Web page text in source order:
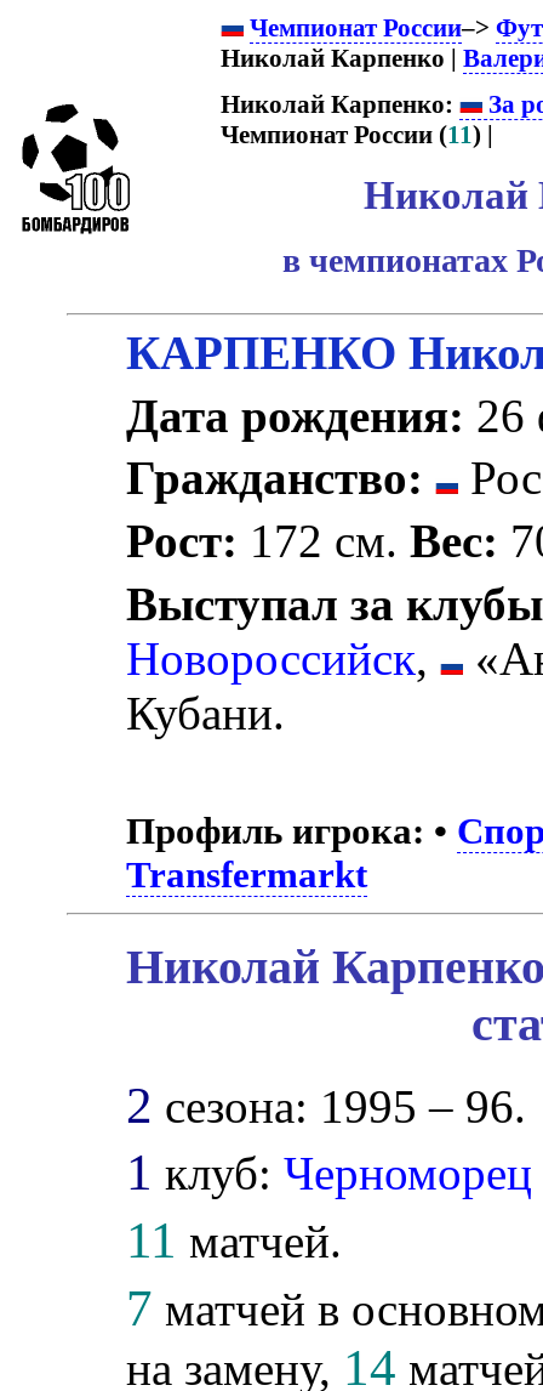
Чемпионат России–>
Николай Карпенко |
Николай Карпенко:
За
Чемпионат России (11) |
Николай
в чемпионатах
КАРПЕНКО
Дата рождения: 26
Гражданство:
Рост: 172 см.Вес:
Выступал за
Новороссийск,
Кубани.
Профиль игрока: •
Transfermarkt
Николай
2 сезона: 1995 – 96.
1 клуб:Черноморец
11 матчей.
7 матчей в
на замену, 14